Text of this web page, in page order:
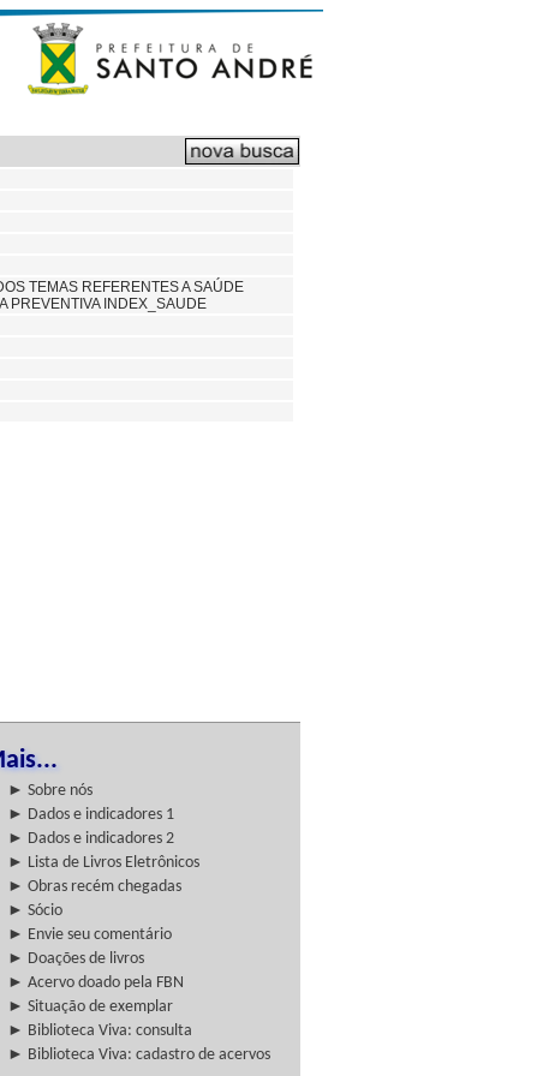
TEMAS REFERENTES A SAÚDE
PREVENTIVA INDEX_SAUDE
► Sobre nós
► Dados e indicadores 1
► Dados e indicadores 2
► Lista de Livros Eletrônicos
► Obras recém chegadas
► Sócio
► Envie seu comentário
► Doações de livros
► Acervo doado pela FBN
► Situação de exemplar
► Biblioteca Viva: consulta
► Biblioteca Viva: cadastro de acervos